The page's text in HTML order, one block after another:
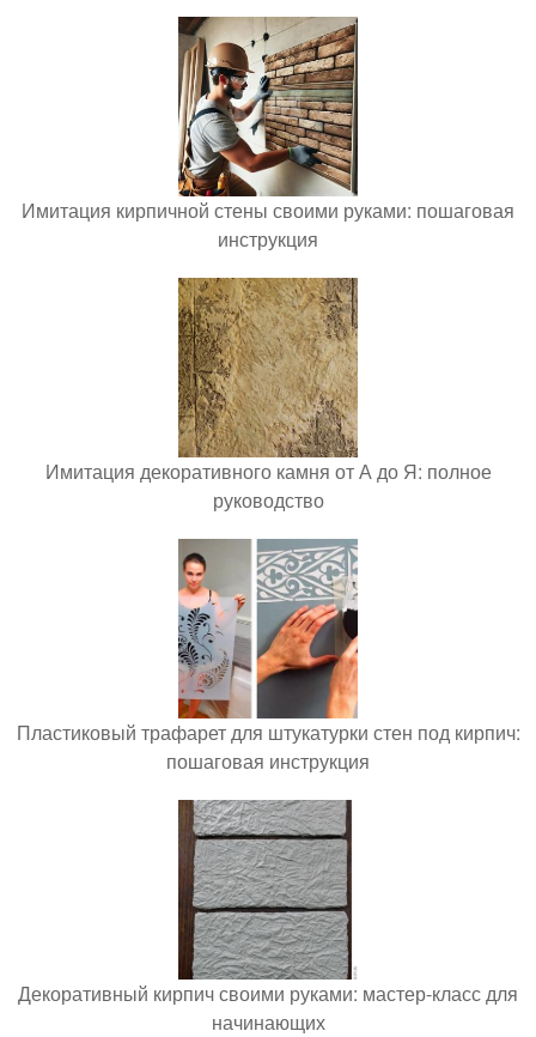
Имитация кирпичной стены своими руками: пошаговая
инструкция
Имитация декоративного камня от А до Я: полное
руководство
Пластиковый трафарет для штукатурки стен под кирпич:
пошаговая инструкция
Декоративный кирпич своими руками: мастер-класс для
начинающих